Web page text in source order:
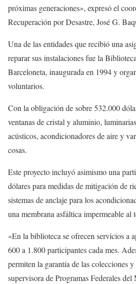
próximas generaciones», expresó el
Recuperación por Desastre, José G.
Una de las entidades que recibió una
reparar sus instalaciones fue la
Barceloneta, inaugurada en 1994 y
voluntarios.
Con la obligación de sobre 532.000
ventanas de cristal y aluminio,
acústicos, acondicionadores de aire y
cosas.
Este proyecto incluyó asimismo una
dólares para medidas de mitigación de
sistemas de anclaje para los
una membrana asfáltica impermeable al
«En la biblioteca se ofrecen servicios a
600 a 1.800 participantes cada mes.
permiten la garantía de las colecciones
supervisora de Programas Federales